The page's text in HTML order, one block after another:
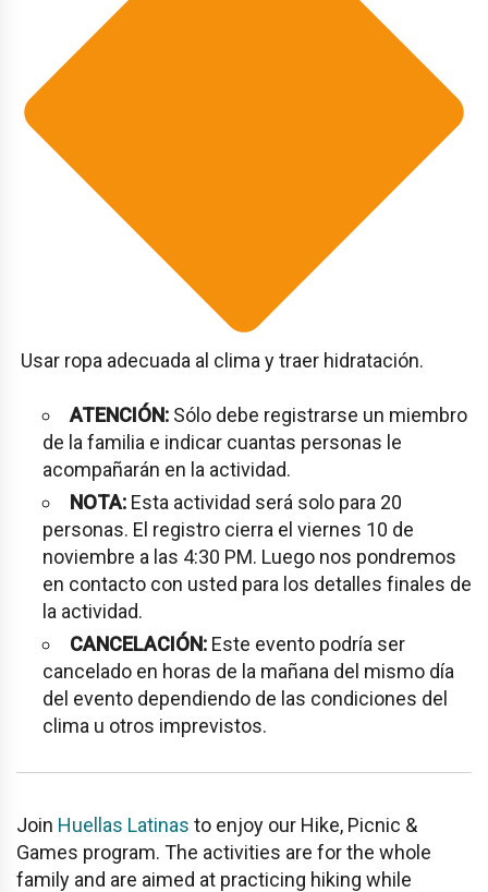
Usar ropa adecuada al clima y traer hidratación.
ATENCIÓN: Sólo debe registrarse un miembro
de la familia e indicar cuantas personas le
acompañarán en la actividad.
NOTA: Esta actividad será solo para 20
personas. El registro cierra el viernes 10 de
noviembre a las 4:30 PM. Luego nos pondremos
en contacto con usted para los detalles finales de
la actividad.
CANCELACIÓN: Este evento podría ser
cancelado en horas de la mañana del mismo día
del evento dependiendo de las condiciones del
clima u otros imprevistos.
Join Huellas Latinas to enjoy our Hike, Picnic &
Games program. The activities are for the whole
family and are aimed at practicing hiking while